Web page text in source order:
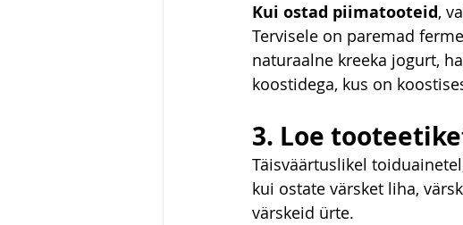
Kui ostad piimatooteid,
Tervisele on paremad
naturaalne kreeka jogurt,
koostidega, kus on
3. Loe
Täisväärtuslikel
kui ostate värsket liha,
värskeid ürte.